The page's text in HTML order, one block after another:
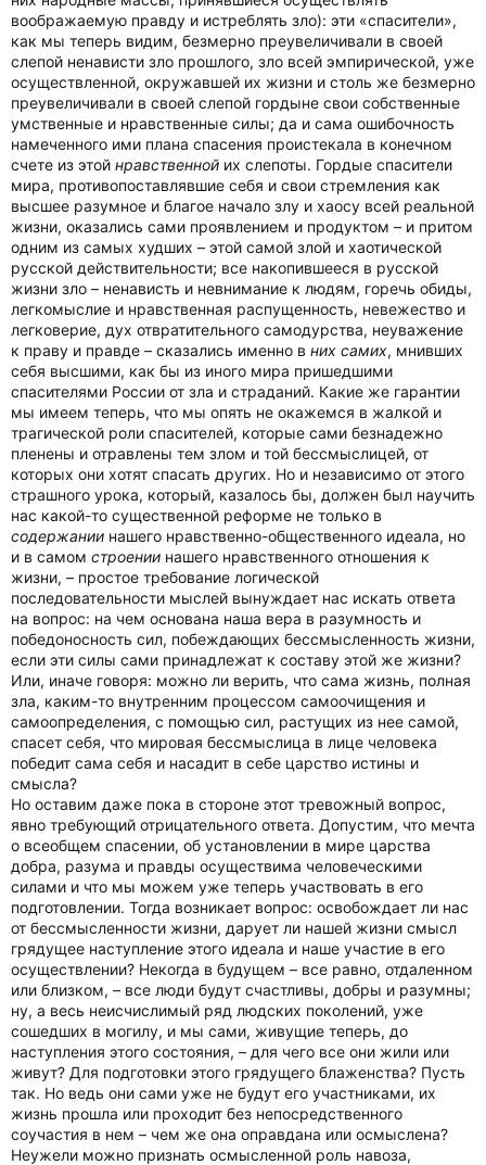
воображаемую правду и истреблять зло): эти «спасители»,
как мы теперь видим, безмерно преувеличивали в своей
слепой ненависти зло прошлого, зло всей эмпирической, уже
осуществленной, окружавшей их жизни и столь же безмерно
преувеличивали в своей слепой гордыне свои собственные
умственные и нравственные силы; да и сама ошибочность
намеченного ими плана спасения проистекала в конечном
счете из этой нравственной их слепоты. Гордые спасители
мира, противопоставлявшие себя и свои стремления как
высшее разумное и благое начало злу и хаосу всей реальной
жизни, оказались сами проявлением и продуктом – и притом
одним из самых худших – этой самой злой и хаотической
русской действительности; все накопившееся в русской
жизни зло – ненависть и невнимание к людям, горечь обиды,
легкомыслие и нравственная распущенность, невежество и
легковерие, дух отвратительного самодурства, неуважение
к праву и правде – сказались именно в них самих, мнивших
себя высшими, как бы из иного мира пришедшими
спасителями России от зла и страданий. Какие же гарантии
мы имеем теперь, что мы опять не окажемся в жалкой и
трагической роли спасителей, которые сами безнадежно
пленены и отравлены тем злом и той бессмыслицей, от
которых они хотят спасать других. Но и независимо от этого
страшного урока, который, казалось бы, должен был научить
нас какой-то существенной реформе не только в
содержании нашего нравственно-общественного идеала, но
и в самом строении нашего нравственного отношения к
жизни, – простое требование логической
последовательности мыслей вынуждает нас искать ответа
на вопрос: на чем основана наша вера в разумность и
победоносность сил, побеждающих бессмысленность жизни,
если эти силы сами принадлежат к составу этой же жизни?
Или, иначе говоря: можно ли верить, что сама жизнь, полная
зла, каким-то внутренним процессом самоочищения и
самоопределения, с помощью сил, растущих из нее самой,
спасет себя, что мировая бессмыслица в лице человека
победит сама себя и насадит в себе царство истины и
смысла?
Но оставим даже пока в стороне этот тревожный вопрос,
явно требующий отрицательного ответа. Допустим, что мечта
о всеобщем спасении, об установлении в мире царства
добра, разума и правды осуществима человеческими
силами и что мы можем уже теперь участвовать в его
подготовлении. Тогда возникает вопрос: освобождает ли нас
от бессмысленности жизни, дарует ли нашей жизни смысл
грядущее наступление этого идеала и наше участие в его
осуществлении? Некогда в будущем – все равно, отдаленном
или близком, – все люди будут счастливы, добры и разумны;
ну, а весь неисчислимый ряд людских поколений, уже
сошедших в могилу, и мы сами, живущие теперь, до
наступления этого состояния, – для чего все они жили или
живут? Для подготовки этого грядущего блаженства? Пусть
так. Но ведь они сами уже не будут его участниками, их
жизнь прошла или проходит без непосредственного
соучастия в нем – чем же она оправдана или осмыслена?
Неужели можно признать осмысленной роль навоза,